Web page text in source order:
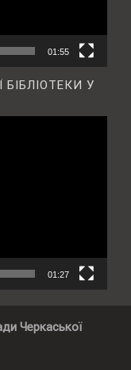
01:55
У
01:27
Черкаської